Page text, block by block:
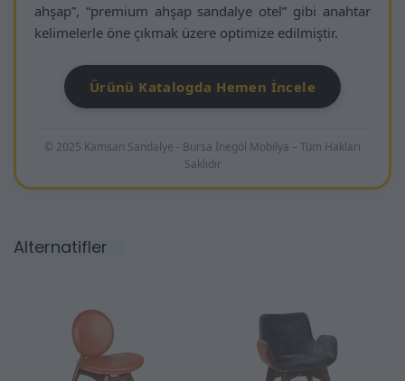
ahşap”, “premium ahşap sandalye otel” gibi anahtar
kelimelerle öne çıkmak üzere optimize edilmiştir.
Ürünü Katalogda Hemen İncele
© 2025 Kamsan Sandalye - Bursa İnegöl Mobilya – Tüm Hakları
Saklıdır
Alternatifler